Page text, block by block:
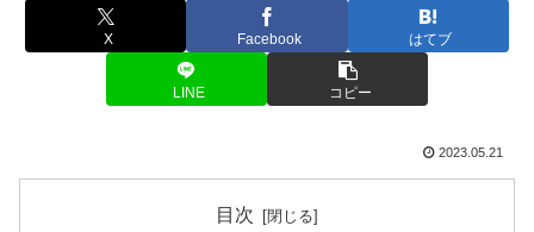
X Facebook はてブ
LINE コピー
2023.05.21
目次